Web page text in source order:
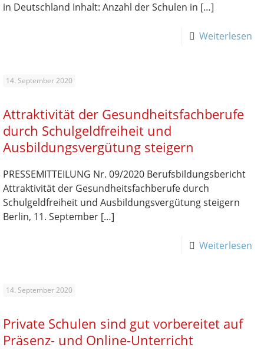
in Deutschland Inhalt: Anzahl der Schulen in […]
Weiterlesen
14. September 2020
Attraktivität der Gesundheitsfachberufe
durch Schulgeldfreiheit und
Ausbildungsvergütung steigern
PRESSEMITTEILUNG Nr. 09/2020 Berufsbildungsbericht
Attraktivität der Gesundheitsfachberufe durch
Schulgeldfreiheit und Ausbildungsvergütung steigern
Berlin, 11. September […]
Weiterlesen
14. September 2020
Private Schulen sind gut vorbereitet auf
Präsenz- und Online-Unterricht